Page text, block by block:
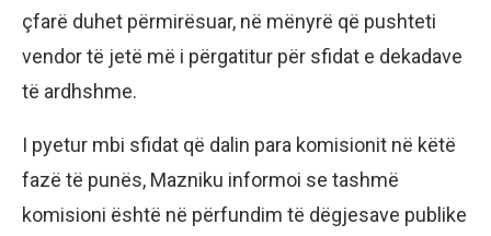
çfarë duhet përmirësuar, në mënyrë që pushteti
vendor të jetë më i përgatitur për sfidat e dekadave
të ardhshme.
I pyetur mbi sfidat që dalin para komisionit në këtë
fazë të punës, Mazniku informoi se tashmë
komisioni është në përfundim të dëgjesave publike